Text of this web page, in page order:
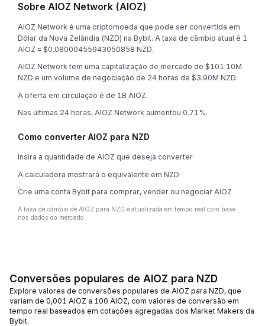
Sobre AIOZ Network (AIOZ)
AIOZ Network é uma criptomoeda que pode ser convertida em
Dólar da Nova Zelândia (NZD) na Bybit. A taxa de câmbio atual é 1
AIOZ = $0.08000455943050858 NZD.
AIOZ Network tem uma capitalização de mercado de $101.10M
NZD e um volume de negociação de 24 horas de $3.90M NZD.
A oferta em circulação é de 1B AIOZ.
Nas últimas 24 horas, AIOZ Network aumentou 0.71%.
Como converter AIOZ para NZD
Insira a quantidade de AIOZ que deseja converter
A calculadora mostrará o equivalente em NZD
Crie uma conta Bybit para comprar, vender ou negociar AIOZ
A taxa de câmbio de AIOZ para NZD é atualizada em tempo real com base
nos dados do mercado.
Conversões populares de AIOZ para NZD
Explore valores de conversões populares de AIOZ para NZD, que
variam de 0,001 AIOZ a 100 AIOZ, com valores de conversão em
tempo real baseados em cotações agregadas dos Market Makers da
Bybit.